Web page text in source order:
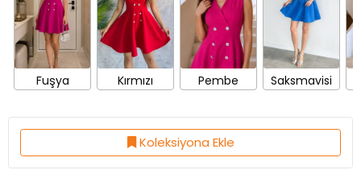
Fuşya Kırmızı Pembe Saksmavisi
Koleksiyona Ekle